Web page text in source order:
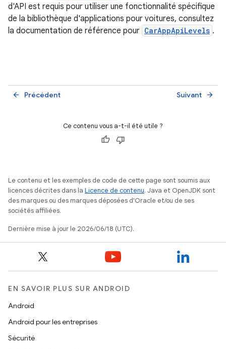
d'API est requis pour utiliser une fonctionnalité spécifique
de la bibliothèque d'applications pour voitures, consultez
la documentation de référence pour CarAppApiLevels .
Précédent
arrow_back Suivant arrow_forward
Ce contenu vous a-t-il été utile ?
Le contenu et les exemples de code de cette page sont soumis aux
licences décrites dans la Licence de contenu. Java et OpenJDK sont
des marques ou des marques déposées d'Oracle et/ou de ses
sociétés affiliées.
Dernière mise à jour le 2026/06/18 (UTC).
EN SAVOIR PLUS SUR ANDROID
Android
Android pour les entreprises
Sécurité